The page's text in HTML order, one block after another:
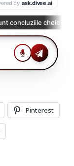
Pinterest